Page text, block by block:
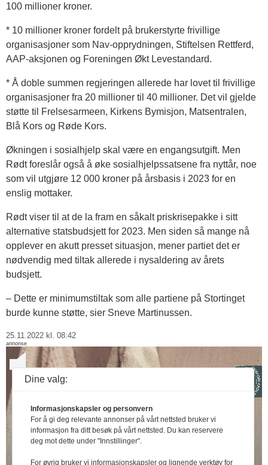
100 millioner kroner.
* 10 millioner kroner fordelt på brukerstyrte frivillige
organisasjoner som Nav-opprydningen, Stiftelsen Rettferd,
AAP-aksjonen og Foreningen Økt Levestandard.
* Å doble summen regjeringen allerede har lovet til frivillige
organisasjoner fra 20 millioner til 40 millioner. Det vil gjelde
støtte til Frelsesarmeen, Kirkens Bymisjon, Matsentralen,
Blå Kors og Røde Kors.
Økningen i sosialhjelp skal være en engangsutgift. Men
Rødt foreslår også å øke sosialhjelpssatsene fra nyttår, noe
som vil utgjøre 12 000 kroner på årsbasis i 2023 for en
enslig mottaker.
Rødt viser til at de la fram en såkalt priskrisepakke i sitt
alternative statsbudsjett for 2023. Men siden så mange nå
opplever en akutt presset situasjon, mener partiet det er
nødvendig med tiltak allerede i nysaldering av årets
budsjett.
– Dette er minimumstiltak som alle partiene på Stortinget
burde kunne støtte, sier Sneve Martinussen.
25.11.2022 kl. 08:42
annonse
Dine valg:
Informasjonskapsler og personvern
For å gi deg relevante annonser på vårt nettsted bruker vi
informasjon fra ditt besøk på vårt nettsted. Du kan reservere
deg mot dette under "Innstillinger".
For øvrig bruker vi informasjonskapsler og lignende verktøy for